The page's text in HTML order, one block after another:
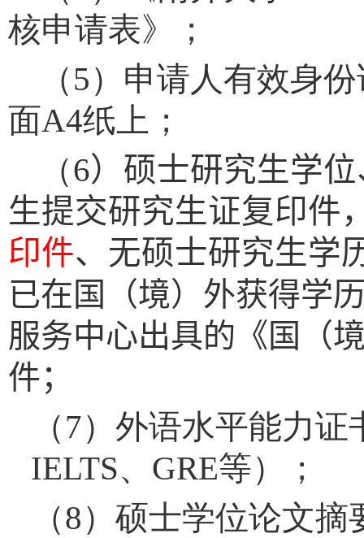
核申请表》；
（5）申请人有效身
面A4纸上；
（6） 硕士研究生学
生提交研究生证复印件
印件、无硕士研究生学
已在国（境）外获得学
服务中心出具的《国（
件；
（7）外语水平能力证
IELTS、 GRE等）；
（8）硕士学位论文